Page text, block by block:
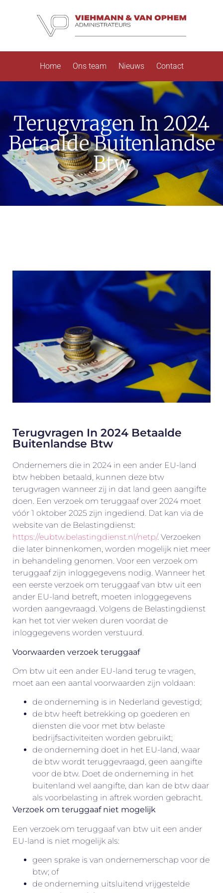
Home Ons team Nieuws Contact
Terugvragen In 2024
Betaalde Buitenlandse
Btw
Terugvragen In 2024 Betaalde
Buitenlandse Btw
Ondernemers die in 2024 in een ander EU-land
btw hebben betaald, kunnen deze btw
terugvragen wanneer zij in dat land geen aangifte
doen. Een verzoek om teruggaaf over 2024 moet
vóór 1 oktober 2025 zijn ingediend. Dat kan via de
website van de Belastingdienst:
https://eubtw.belastingdienst.nl/netp/. Verzoeken
die later binnenkomen, worden mogelijk niet meer
in behandeling genomen. Voor een verzoek om
teruggaaf zijn inloggegevens nodig. Wanneer het
een eerste verzoek om teruggaaf van btw uit een
ander EU-land betreft, moeten inloggegevens
worden aangevraagd. Volgens de Belastingdienst
kan het tot vier weken duren voordat de
inloggegevens worden verstuurd.
Voorwaarden verzoek teruggaaf
Om btw uit een ander EU-land terug te vragen,
moet aan een aantal voorwaarden zijn voldaan:
de onderneming is in Nederland gevestigd;
de btw heeft betrekking op goederen en
diensten die voor met btw belaste
bedrijfsactiviteiten worden gebruikt;
de onderneming doet in het EU-land, waar
de btw wordt teruggevraagd, geen aangifte
voor de btw. Doet de onderneming in het
buitenland wel aangifte, dan kan de btw daar
als voorbelasting in aftrek worden gebracht.
Verzoek om teruggaaf niet mogelijk
Een verzoek om teruggaaf van btw uit een ander
EU-land is niet mogelijk als:
geen sprake is van ondernemerschap voor de
btw; of
de onderneming uitsluitend vrijgestelde